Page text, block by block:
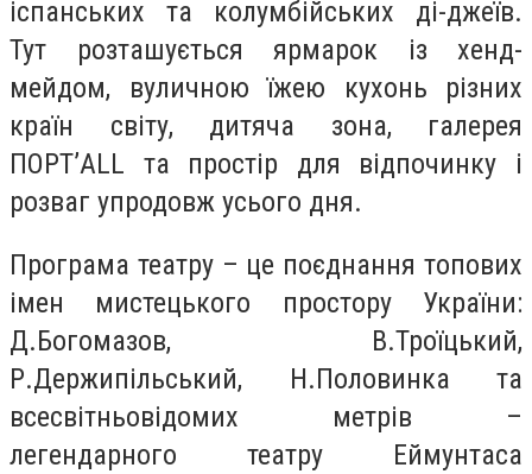
іспанських та колумбійських ді-джеїв.
Тут розташується ярмарок із хенд-
мейдом, вуличною їжею кухонь різних
країн світу, дитяча зона, галерея
ПОРТ’ALL та простір для відпочинку і
розваг упродовж усього дня.
Програма театру – це поєднання топових
імен мистецького простору України:
Д.Богомазов, В.Троїцький,
Р.Держипільський, Н.Половинка та
всесвітньовідомих метрів –
легендарного театру Еймунтаса